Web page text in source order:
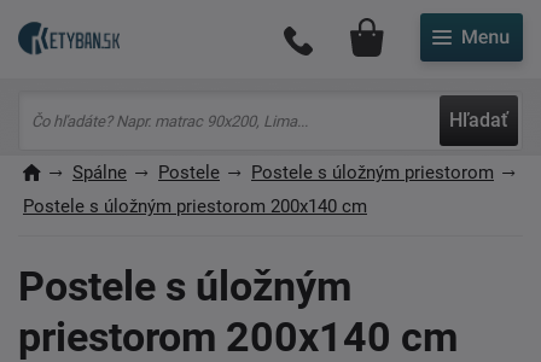
Hľadať
Môj účet
Spálne Postele
Postele s úložným priestorom
Postele s úložným priestorom 200x140 cm
Postele s úložným
priestorom 200x140 cm